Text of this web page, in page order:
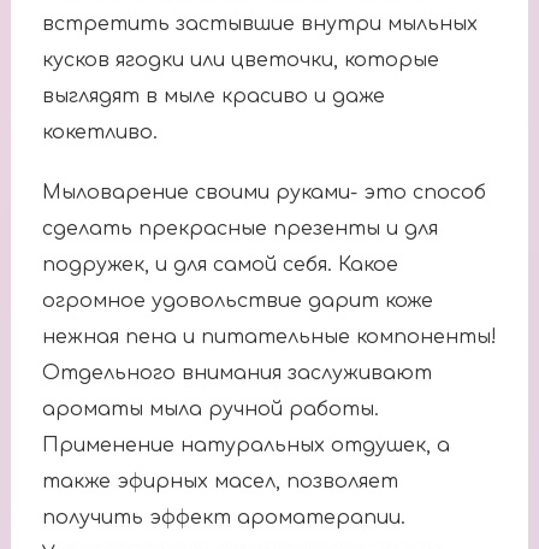
встретить застывшие внутри мыльных
кусков ягодки или цветочки, которые
выглядят в мыле красиво и даже
кокетливо.
Мыловарение своими руками- это способ
сделать прекрасные презенты и для
подружек, и для самой себя. Какое
огромное удовольствие дарит коже
нежная пена и питательные компоненты!
Отдельного внимания заслуживают
ароматы мыла ручной работы.
Применение натуральных отдушек, а
также эфирных масел, позволяет
получить эффект ароматерапии.